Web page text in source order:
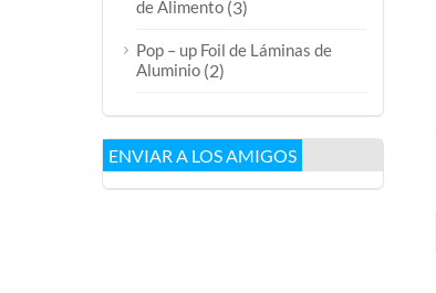
de Alimento (3)
Pop – up Foil de Láminas de
Aluminio (2)
ENVIAR A LOS AMIGOS